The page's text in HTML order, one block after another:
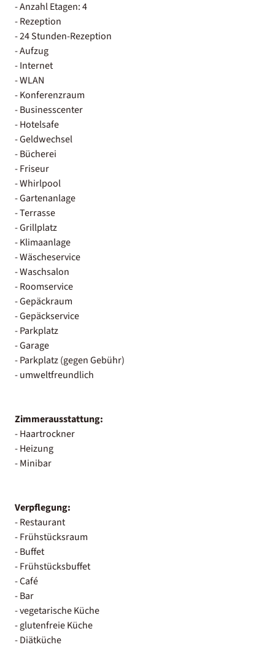
- Anzahl Etagen: 4
- Rezeption
- 24 Stunden-Rezeption
- Aufzug
- Internet
- WLAN
- Konferenzraum
- Businesscenter
- Hotelsafe
- Geldwechsel
- Bücherei
- Friseur
- Whirlpool
- Gartenanlage
- Terrasse
- Grillplatz
- Klimaanlage
- Wäscheservice
- Waschsalon
- Roomservice
- Gepäckraum
- Gepäckservice
- Parkplatz
- Garage
- Parkplatz (gegen Gebühr)
- umweltfreundlich
Zimmerausstattung:
- Haartrockner
- Heizung
- Minibar
Verpflegung:
- Restaurant
- Frühstücksraum
- Buffet
- Frühstücksbuffet
- Café
- Bar
- vegetarische Küche
- glutenfreie Küche
- Diätküche